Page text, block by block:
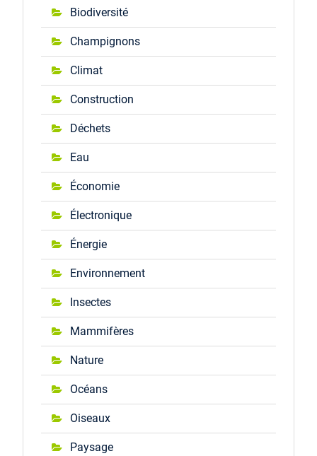
Biodiversité
Champignons
Climat
Construction
Déchets
Eau
Économie
Électronique
Énergie
Environnement
Insectes
Mammifères
Nature
Océans
Oiseaux
Paysage